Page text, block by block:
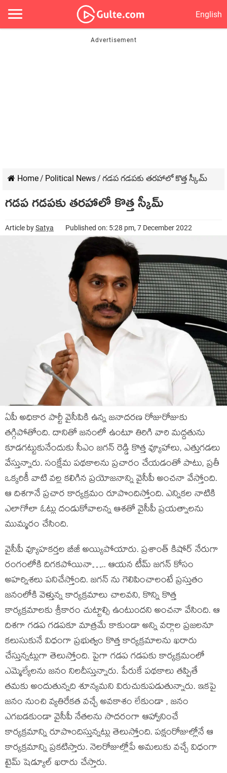
English
Home/ Political News/ గడప గడపకు తరహాలో కొత్త స్కీమ్
గడప గడపకు తరహాలో కొత్త స్కీమ్
Article bySatya Published on: 5:28 pm, 7 December 2022
ఏపీ అధికార పార్టీ వైసీపికి ఉన్న జనాదరణ రోజురోజుకు
తగ్గిపోతోంది. దానితో జనంలో ఉంటూ తిరిగి వారి మద్దతును
కూడగట్టుకునేందుకు సీఎం జగన్ రెడ్డి కొత్త వ్యూహాలు, ఎత్తుగడలు
వేస్తున్నారు. సంక్షేమ పథకాలను ప్రచారం చేయడంతో పాటు, ప్రతీ
ఒక్కరికీ వాటి వల్ల కలిగిన ప్రయోజనాన్ని వైసీపీ అంచనా వేస్తోంది.
ఆ దిశగానే ప్రచార కార్యక్రమం రూపొందిస్తోంది. ఎన్నికల నాటికి
ఎలాగోలా ఓట్లు దండుకోవాలన్న ఆశతో వైసీపీ ప్రయత్నాలను
ముమ్మరం చేసింది.
వైసీపీ వ్యూహకర్తల బీజీ అయ్యిపోయారు. ప్రశాంత్ కిషోర్ నేరుగా
రంగంలోకి దిగకపోయినా….. ఆయన టీమ్ జగన్ కోసం
అహర్నిశలు పనిచేస్తోంది. జగన్ ను గెలిపించాలంటే ప్రస్తుతం
జనంలోకి వెళ్తున్న కార్యక్రమాలు చాలవని, కొన్ని కొత్త
కార్యక్రమాలకు శ్రీకారం చుట్టాల్సి ఉంటుందని అంచనా వేసింది. ఆ
దిశగా గడప గడపకూ మాత్రమే కాకుండా అన్ని వర్గాల ప్రజలనూ
కలుసుకునే విధంగా ప్రభుత్వం కొత్త కార్యక్రమాలను ఖరారు
చేస్తున్నట్లుగా తెలుస్తోంది. పైగా గడప గడపకు కార్యక్రమంలో
ఎమ్మెల్యేలను జనం నిలదీస్తున్నారు. పేరుకే పథకాలు తప్పితే
తమకు అందుతున్నది శూన్యమని విరుచుకుపడుతున్నారు. ఇకపై
జనం నుంచి వ్యతిరేకత వచ్చే అవకాశం లేకుండా , జనం
ఎగబడకుండా వైసీపీ నేతలను సాదరంగా ఆహ్వానించే
కార్యక్రమాన్ని రూపొందిస్తున్నట్లు తెలుస్తోంది. పక్షంరోజుల్లోనే ఆ
కార్యక్రమాన్ని ప్రకటిస్తారు. నెలరోజుల్లోపే అమలుకు వచ్చే విధంగా
టైమ్ షెడ్యూల్ ఖరారు చేస్తారు.